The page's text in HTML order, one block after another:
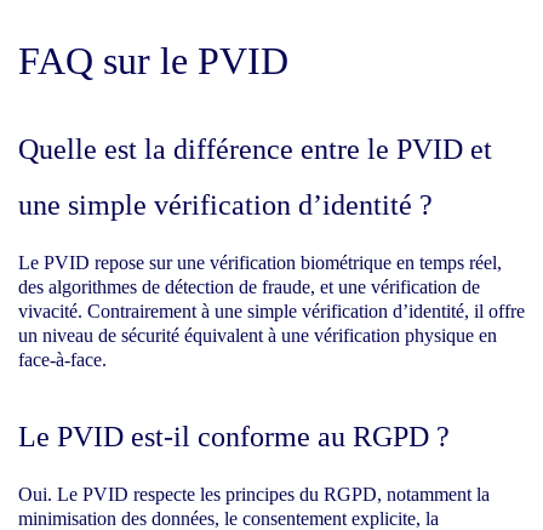
FAQ sur le PVID
Quelle est la différence entre le PVID et
une simple vérification d’identité ?
Le PVID repose sur une vérification biométrique en temps réel,
des algorithmes de détection de fraude, et une vérification de
vivacité. Contrairement à une simple vérification d’identité, il offre
un niveau de sécurité équivalent à une vérification physique en
face-à-face.
Le PVID est-il conforme au RGPD ?
Oui. Le PVID respecte les principes du RGPD, notamment la
minimisation des données, le consentement explicite, la